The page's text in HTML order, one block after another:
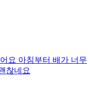
요 아침부터 배가 너무
찮네요